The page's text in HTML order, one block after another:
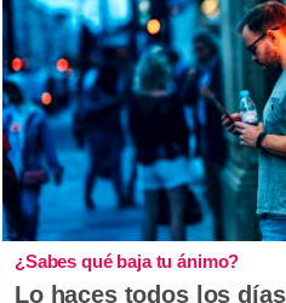
¿Sabes qué baja tu ánimo?
Lo haces todos los